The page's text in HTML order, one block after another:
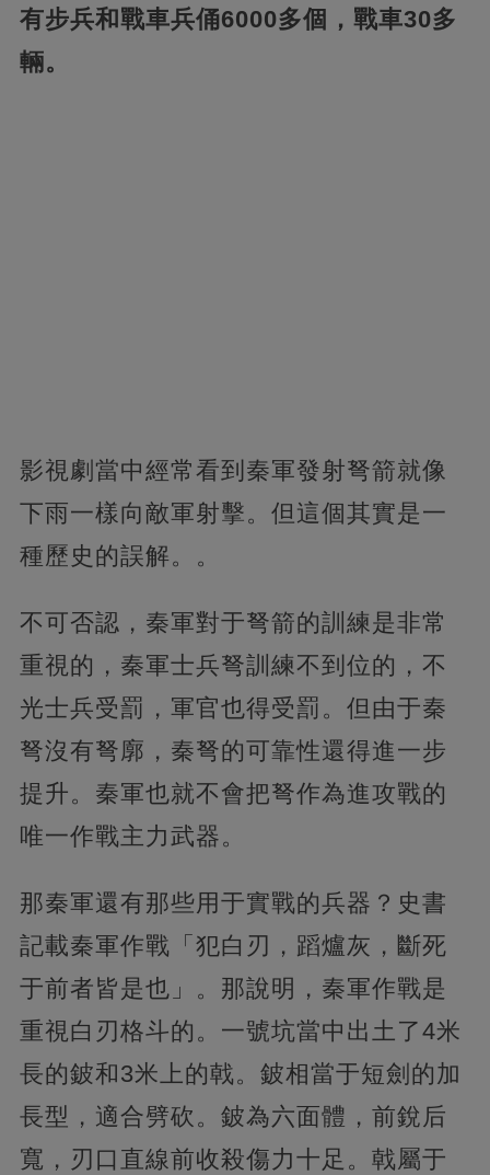
有步兵和戰車兵俑6000多個，戰車30多
輛。
影視劇當中經常看到秦軍發射弩箭就像
下雨一樣向敵軍射擊。但這個其實是一
種歷史的誤解。。
不可否認，秦軍對于弩箭的訓練是非常
重視的，秦軍士兵弩訓練不到位的，不
光士兵受罰，軍官也得受罰。但由于秦
弩沒有弩廓，秦弩的可靠性還得進一步
提升。秦軍也就不會把弩作為進攻戰的
唯一作戰主力武器。
那秦軍還有那些用于實戰的兵器？史書
記載秦軍作戰「犯白刃，蹈爐灰，斷死
于前者皆是也」。那說明，秦軍作戰是
重視白刃格斗的。一號坑當中出土了4米
長的鈹和3米上的戟。鈹相當于短劍的加
長型，適合劈砍。鈹為六面體，前銳后
寬，刃口直線前收殺傷力十足。戟屬于